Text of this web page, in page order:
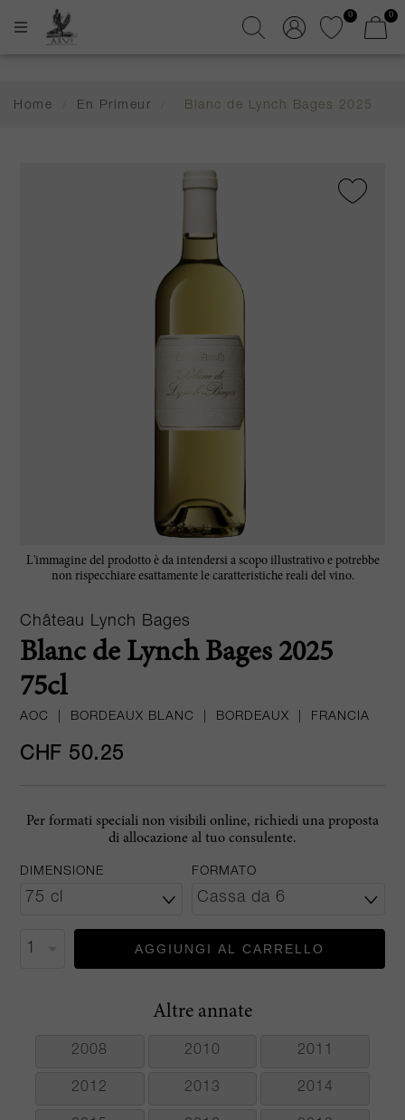
0 0
Home En Primeur Blanc de Lynch Bages 2025
L'immagine del prodotto è da intendersi a scopo illustrativo e potrebbe
non rispecchiare esattamente le caratteristiche reali del vino.
Château Lynch Bages
Blanc de Lynch Bages 2025
75cl
AOC BORDEAUX BLANC BORDEAUX FRANCIA
CHF 50.25
Per formati speciali non visibili online, richiedi una proposta
di allocazione al tuo consulente.
DIMENSIONE FORMATO
AGGIUNGI AL CARRELLO
Altre annate
2008 2010 2011
2012 2013 2014